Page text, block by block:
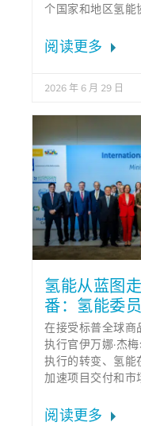
个国家和地区氢能
阅读更多
2026 年 6 月 29 日
氢能从蓝图
番：氢能委
在接受标普全球商
执行官伊万娜·杰
执行的转变、氢能
加速项目交付和市
阅读更多